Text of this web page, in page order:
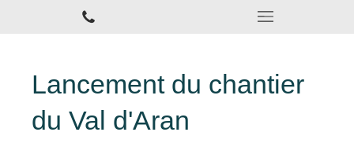
Lancement du chantier
du Val d'Aran